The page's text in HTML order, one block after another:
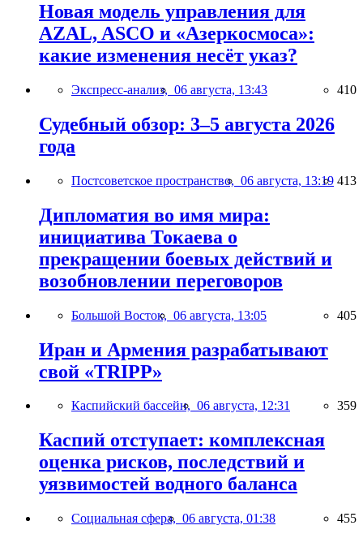
Новая модель управления для
AZAL, ASCO и «Азеркосмоса»:
какие изменения несёт указ?
Экспресс-анализ, 06 августа, 13:43 410
Судебный обзор: 3–5 августа 2026
года
Постсоветское пространство, 06 августа, 13:19 413
Дипломатия во имя мира:
инициатива Токаева о
прекращении боевых действий и
возобновлении переговоров
Большой Восток, 06 августа, 13:05 405
Иран и Армения разрабатывают
свой «TRIPP»
Каспийский бассейн, 06 августа, 12:31 359
Каспий отступает: комплексная
оценка рисков, последствий и
уязвимостей водного баланса
Социальная сфера, 06 августа, 01:38 455